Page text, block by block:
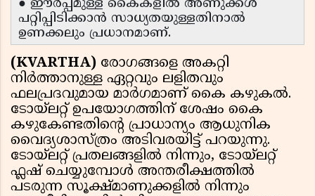
● ഈർപ്പമുള്ള കൈകളിൽ അണുക്കൾ
പറ്റിപ്പിടിക്കാൻ സാധ്യതയുള്ളതിനാൽ
ഉണക്കലും പ്രധാനമാണ്.
(KVARTHA) രോഗങ്ങളെ അകറ്റി
നിർത്താനുള്ള ഏറ്റവും ലളിതവും
ഫലപ്രദവുമായ മാർഗമാണ് കൈ കഴുകൽ.
ടോയ്ലറ്റ് ഉപയോഗത്തിന് ശേഷം കൈ
കഴുകേണ്ടതിന്റെ പ്രാധാന്യം ആധുനിക
വൈദ്യശാസ്ത്രം അടിവരയിട്ട് പറയുന്നു.
ടോയ്ലറ്റ് പ്രതലങ്ങളിൽ നിന്നും, ടോയ്ലറ്റ്
ഫ്ലഷ് ചെയ്യുമ്പോൾ അന്തരീക്ഷത്തിൽ
പടരുന്ന സൂക്ഷ്മാണുക്കളിൽ നിന്നും